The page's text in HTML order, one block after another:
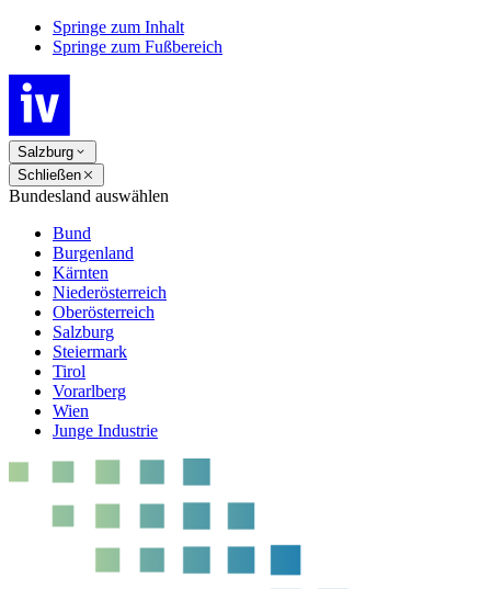
Springe zum Inhalt
Springe zum Fußbereich
Salzburg
Schließen
Bundesland auswählen
Bund
Burgenland
Kärnten
Niederösterreich
Oberösterreich
Salzburg
Steiermark
Tirol
Vorarlberg
Wien
Junge Industrie